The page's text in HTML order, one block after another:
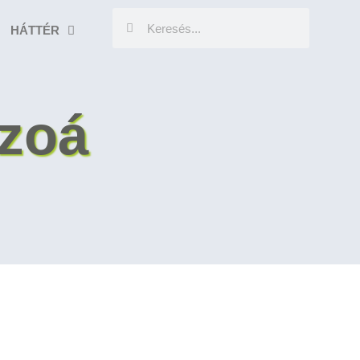
HÁTTÉR